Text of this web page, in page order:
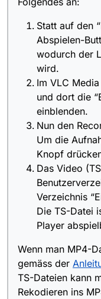
Um die
Knopf
Das
(z.B. bei
Website
Statt auf den
Abspielen-
wodurch der
wird.
Im VLC
und dort die
einblenden.
Nun den
Um die
Knopf
Das Video
Verzeichnis
Die TS-Datei
Player
Wenn man MP4-
gemäss der
TS-Dateien kann
Rekodieren ins